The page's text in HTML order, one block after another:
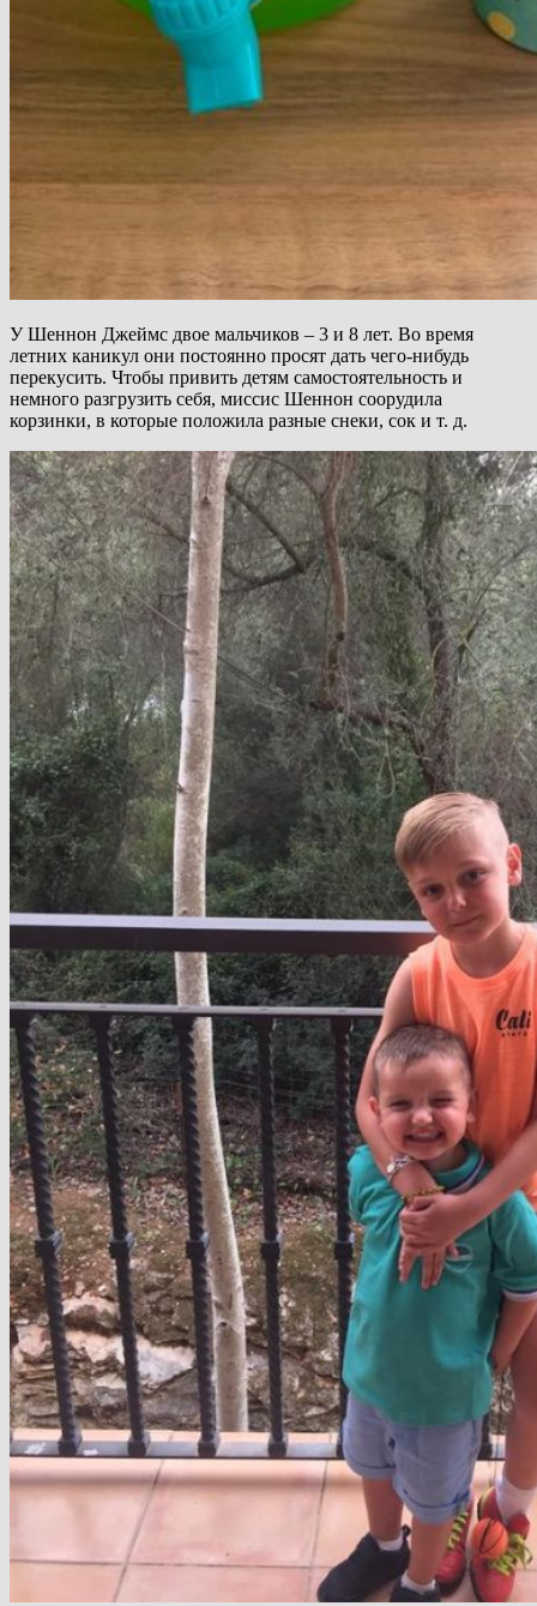
У Шеннон Джеймс двое мальчиков – 3 и 8 лет. Во время
летних каникул они постоянно просят дать чего-нибудь
перекусить. Чтобы привить детям самостоятельность и
немного разгрузить себя, миссис Шеннон соорудила
корзинки, в которые положила разные снеки, сок и т. д.